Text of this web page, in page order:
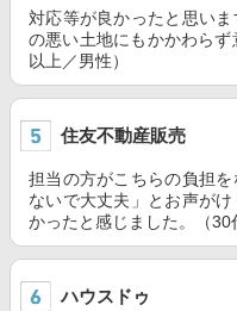
対応等が良かったと思い
の悪い土地にもかかわら
以上／男性）
住友不動産販売
担当の方がこちらの負担
ないで大丈夫」とお声が
かったと感じました。（30
ハウスドゥ